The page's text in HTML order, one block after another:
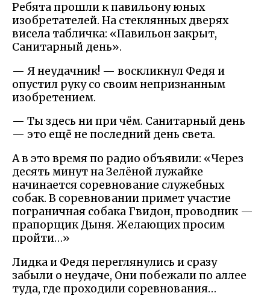
Ребята прошли к павильону юных
изобретателей. На стеклянных дверях
висела табличка: «Павильон закрыт,
Санитарный день».
— Я неудачник! — воскликнул Федя и
опустил руку со своим непризнанным
изобретением.
— Ты здесь ни при чём. Санитарный день
— это ещё не последний день света.
А в это время по радио объявили: «Через
десять минут на Зелёной лужайке
начинается соревнование служебных
собак. В соревновании примет участие
пограничная собака Гвидон, проводник —
прапорщик Дыня. Желающих просим
пройти…»
Лидка и Федя переглянулись и сразу
забыли о неудаче, Они побежали по аллее
туда, где проходили соревнования…